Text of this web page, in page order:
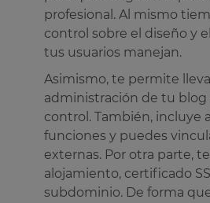
profesional. Al mismo
control sobre el diseño y
tus usuarios manejan.
Asimismo, te permite
administración de tu blog
control. También, incluye
funciones y puedes
externas. Por otra parte,
alojamiento, certificado
subdominio. De forma